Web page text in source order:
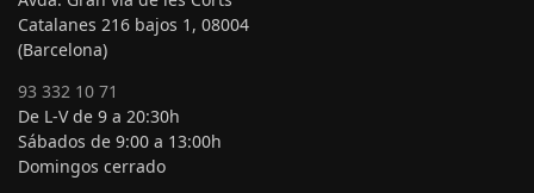
Catalanes 216 bajos 1, 08004
(Barcelona)
93 332 10 71
De L-V de 9 a 20:30h
Sábados de 9:00 a 13:00h
Domingos cerrado